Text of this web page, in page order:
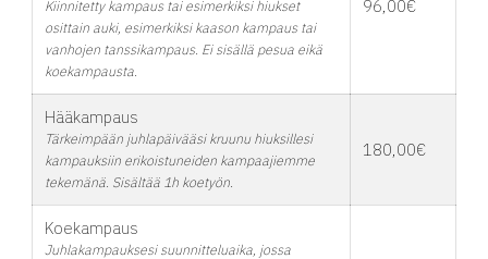
Kiinnitetty kampaus tai esimerkiksi hiukset
osittain auki, esimerkiksi kaason kampaus tai
vanhojen tanssikampaus. Ei sisällä pesua eikä
koekampausta.
96,00€
Hääkampaus
Tärkeimpään juhlapäivääsi kruunu hiuksillesi
kampauksiin erikoistuneiden kampaajiemme
tekemänä. Sisältää 1h koetyön.
180,00€
Koekampaus
Juhlakampauksesi suunnitteluaika, jossa